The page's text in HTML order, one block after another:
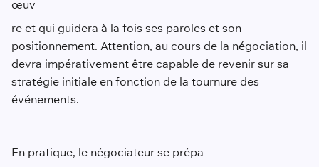
œuv
re et qui guidera à la fois ses paroles et son
positionnement. Attention, au cours de la négociation, il
devra impérativement être capable de revenir sur sa
stratégie initiale en fonction de la tournure des
événements.
En pratique, le négociateur se prépa